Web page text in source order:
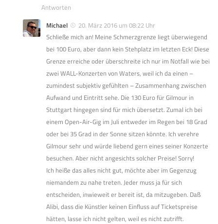
Antworten
Michael
20. März 2016 um 08:22 Uhr
Schließe mich an! Meine Schmerzgrenze liegt überwiegend
bei 100 Euro, aber dann kein Stehplatz im letzten Eck! Diese
Grenze erreiche oder überschreite ich nur im Notfall wie bei
zwei WALL-Konzerten von Waters, weil ich da einen –
zumindest subjektiv gefühlten – Zusammenhang zwischen
Aufwand und Eintritt sehe. Die 130 Euro für Gilmour in
Stuttgart hingegen sind für mich übersetzt. Zumal ich bei
einem Open-Air-Gig im Juli entweder im Regen bei 18 Grad
oder bei 35 Grad in der Sonne sitzen könnte. Ich verehre
Gilmour sehr und würde liebend gern eines seiner Konzerte
besuchen. Aber nicht angesichts solcher Preise! Sorry!
Ich heiße das alles nicht gut, möchte aber im Gegenzug
niemandem zu nahe treten. Jeder muss ja für sich
entscheiden, inwieweit er bereit ist, da mitzugeben. Daß
Alibi, dass die Künstler keinen Einfluss auf Ticketspreise
hätten, lasse ich nicht gelten, weil es nicht zutrifft.